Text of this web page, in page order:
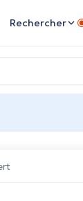
Rechercher